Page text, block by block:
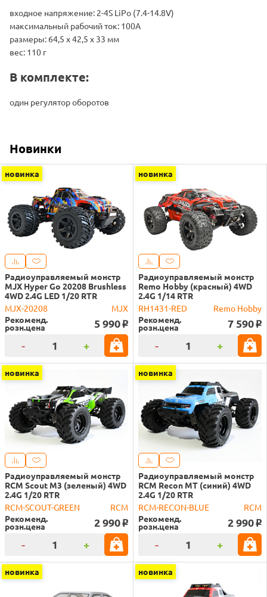
входное напряжение: 2-4S LiPo (7.4-14.8V)
максимальный рабочий ток: 100А
размеры: 64,5 x 42,5 x 33 мм
вес: 110 г
В комплекте:
один регулятор оборотов
Новинки
новинка
Радиоуправляемый монстр
MJX Hyper Go 20208 Brushless
4WD 2.4G LED 1/20 RTR
MJX-20208
MJX
Рекоменд.
розн.цена 5 990 o
- +
новинка
Радиоуправляемый монстр
Remo Hobby (красный) 4WD
2.4G 1/14 RTR
RH1431-RED
Remo Hobby
Рекоменд.
розн.цена 7 590 o
- +
новинка
Радиоуправляемый монстр
RCM Scout M3 (зеленый) 4WD
2.4G 1/20 RTR
RCM-SCOUT-GREEN
RCM
Рекоменд.
розн.цена 2 990 o
- +
новинка
Радиоуправляемый монстр
RCM Recon MT (синий) 4WD
2.4G 1/20 RTR
RCM-RECON-BLUE
RCM
Рекоменд.
розн.цена 2 990 o
- +
новинка новинка